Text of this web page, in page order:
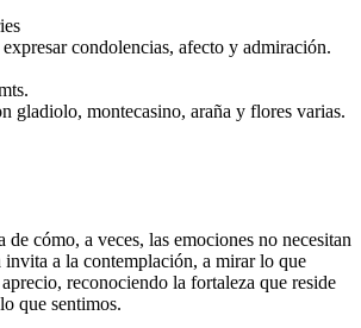
condolencias, afecto y admiración.
gladiolo, montecasino, araña y flores varias.
de cómo, a veces, las emociones no necesitan
invita a la contemplación, a mirar lo que
reconociendo la fortaleza que reside
que sentimos.